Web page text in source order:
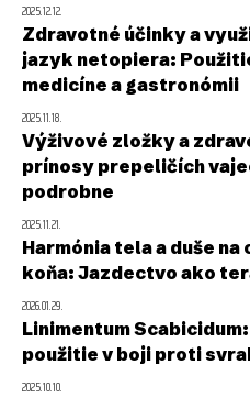
2025.12.12.
Zdravotné účinky a
jazyk netopiera:
medicíne a gastronómii
2025.11.18.
Výživové zložky a
prínosy prepeličích
podrobne
2025.11.21.
Harmónia tela a duše na
koňa: Jazdectvo ako
2026.01.29.
Linimentum Scabicidum:
použitie v boji proti
2025.10.10.